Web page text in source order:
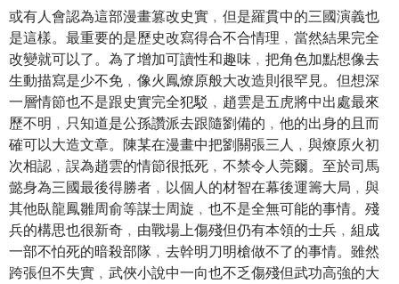
或有人會認為這部漫畫篡改史實﹐但是羅貫中的三國演義也
是這樣。最重要的是歷史改寫得合不合情理﹐當然結果完全
改變就可以了。為了增加可讀性和趣味﹐把角色加點想像去
生動描寫是少不免﹐像火鳳燎原般大改造則很罕見。但想深
一層情節也不是跟史實完全犯駁﹐趙雲是五虎將中出處最來
歷不明﹐只知道是公孫讚派去跟隨劉備的﹐他的出身的且而
確可以大造文章。陳某在漫畫中把劉關張三人﹐與燎原火初
次相認﹐誤為趙雲的情節很抵死﹐不禁令人莞爾。至於司馬
懿身為三國最後得勝者﹐以個人的材智在幕後運籌大局﹐與
其他臥龍鳳雛周俞等謀士周旋﹐也不是全無可能的事情。殘
兵的構思也很新奇﹐由戰場上傷殘但仍有本領的士兵﹐組成
一部不怕死的暗殺部隊﹐去幹明刀明槍做不了的事情。雖然
跨張但不失實﹐武俠小說中一向也不乏傷殘但武功高強的大